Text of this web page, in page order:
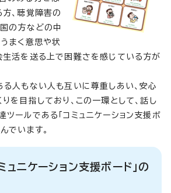
、聴覚障害の
国の方などの中
まく意思や状
生活を送る上で困難さを感じている方が
る人もない人も互いに尊重しあい、安心
を目指しており、この一環として、話し
ールである「コミュニケーション支援ボ
でいます。
ュニケーション支援ボード」の